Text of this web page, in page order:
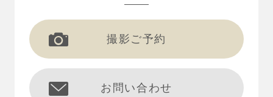
撮影ご予約
お問い合わせ